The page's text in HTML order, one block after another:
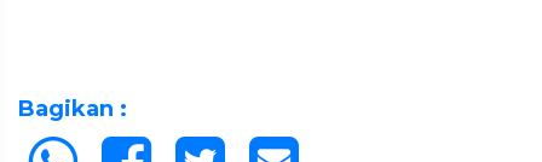
Bagikan :